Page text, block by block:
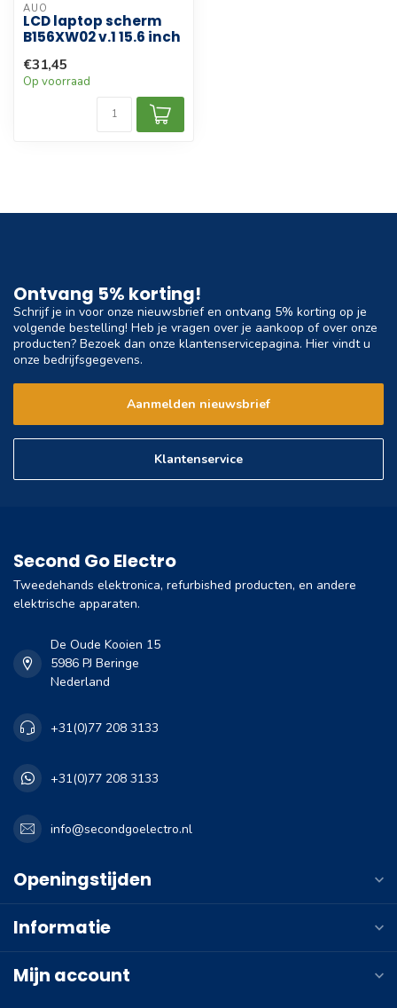
AUO
LCD laptop scherm
B156XW02 v.1 15.6 inch
€31,45
Op voorraad
Ontvang 5% korting!
Schrijf je in voor onze nieuwsbrief en ontvang 5% korting op je
volgende bestelling! Heb je vragen over je aankoop of over onze
producten? Bezoek dan onze klantenservicepagina. Hier vindt u
onze bedrijfsgegevens.
Aanmelden nieuwsbrief
Klantenservice
Second Go Electro
Tweedehands elektronica, refurbished producten, en andere
elektrische apparaten.
De Oude Kooien 15
5986 PJ Beringe
Nederland
+31(0)77 208 3133
+31(0)77 208 3133
info@secondgoelectro.nl
Openingstijden
Informatie
Mijn account